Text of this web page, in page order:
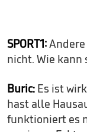
SPORT1:
nicht. Wie kann
Buric: Es ist
hast alle
funktioniert es